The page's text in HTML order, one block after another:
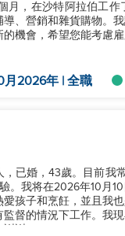
作了2年。 我的主要技能包括兒童照
、營銷和雜貨購物。
機會，希望您能考慮
月2026年 | 全職
已婚，43歲。目前我
。我将在2026年10月
孩子和烹飪，並且我
督的情況下工作。我